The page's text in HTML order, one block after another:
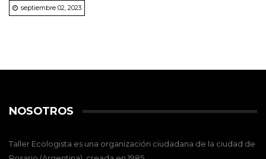
septiembre 02, 2023
NOSOTROS
Taller Ecologista es una organización ciudadana de la ciudad de